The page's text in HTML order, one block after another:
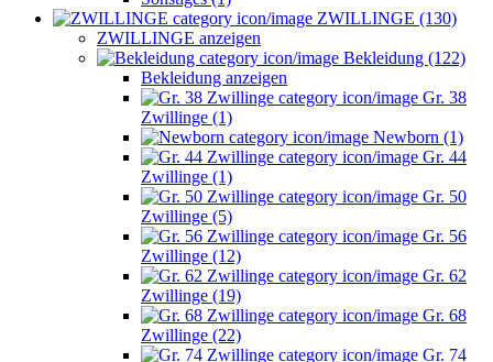
ZWILLINGE (130)
ZWILLINGE anzeigen
Bekleidung (122)
Bekleidung anzeigen
Gr. 38
Zwillinge (1)
Newborn (1)
Gr. 44
Zwillinge (1)
Gr. 50
Zwillinge (5)
Gr. 56
Zwillinge (12)
Gr. 62
Zwillinge (19)
Gr. 68
Zwillinge (22)
Gr. 74